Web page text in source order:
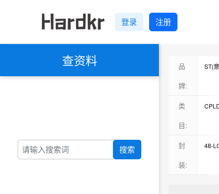
登录 注册
查资料
搜索
品
牌:
ST(
类
目:
封
装:
48-